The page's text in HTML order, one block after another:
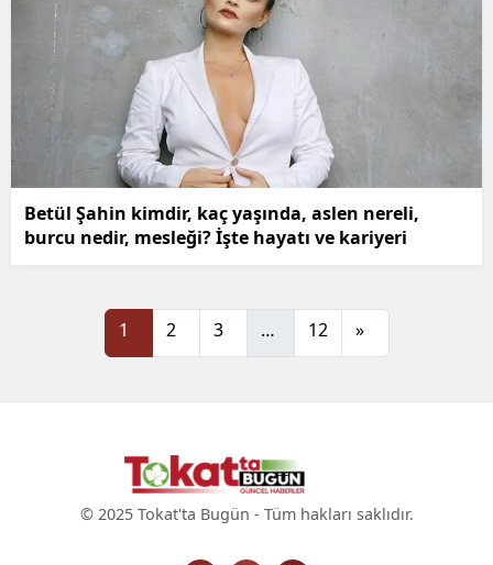
Betül Şahin kimdir, kaç yaşında, aslen nereli,
burcu nedir, mesleği? İşte hayatı ve kariyeri
1 2 3 … 12 »
© 2025 Tokat'ta Bugün - Tüm hakları saklıdır.